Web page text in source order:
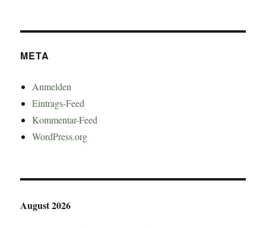
META
Anmelden
Eintrags-Feed
Kommentar-Feed
WordPress.org
August 2026